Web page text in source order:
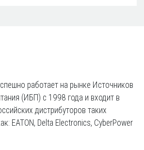
работает на рынке Источников
(ИБП) с 1998 года и входит в
дистрибуторов таких
EATON, Delta Electronics, CyberPower